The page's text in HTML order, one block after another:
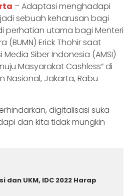
– Adaptasi menghadapi
sebuah keharusan bagi
perhatian utama bagi Menteri
(BUMN) Erick Thohir saat
Siber Indonesia (AMSI)
Masyarakat Cashless” di
Nasional, Jakarta, Rabu
digitalisasi suka
dan kita tidak mungkin
dan UKM, IDC 2022 Harap